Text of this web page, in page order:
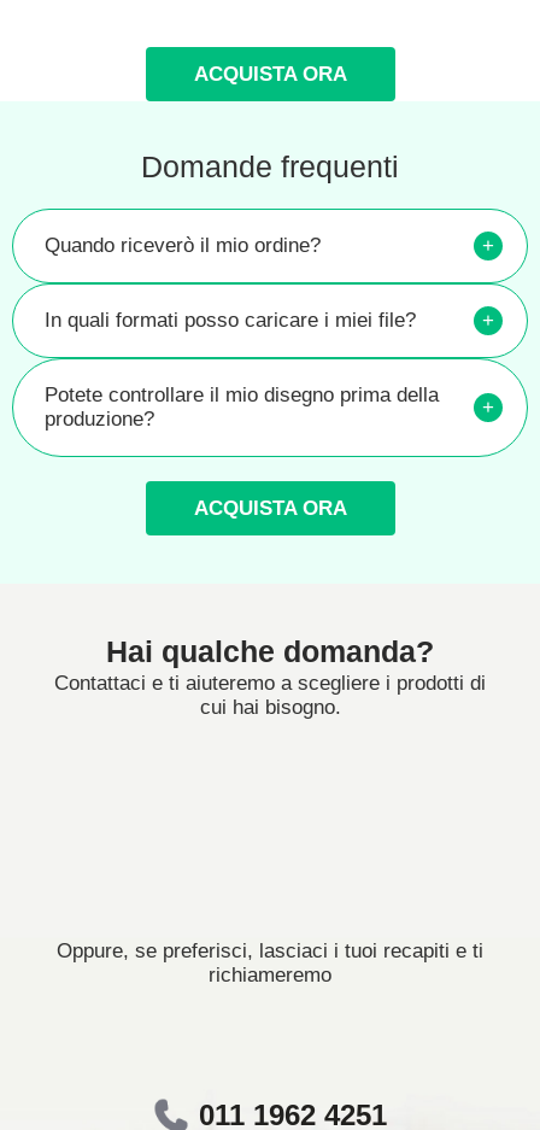
ACQUISTA ORA
Domande frequenti
Quando riceverò il mio ordine? +
In quali formati posso caricare i miei file? +
Potete controllare il mio disegno prima della
produzione?
+
ACQUISTA ORA
Hai qualche domanda?
Contattaci e ti aiuteremo a scegliere i prodotti di
cui hai bisogno.
Oppure, se preferisci, lasciaci i tuoi recapiti e ti
richiameremo
011 1962 4251